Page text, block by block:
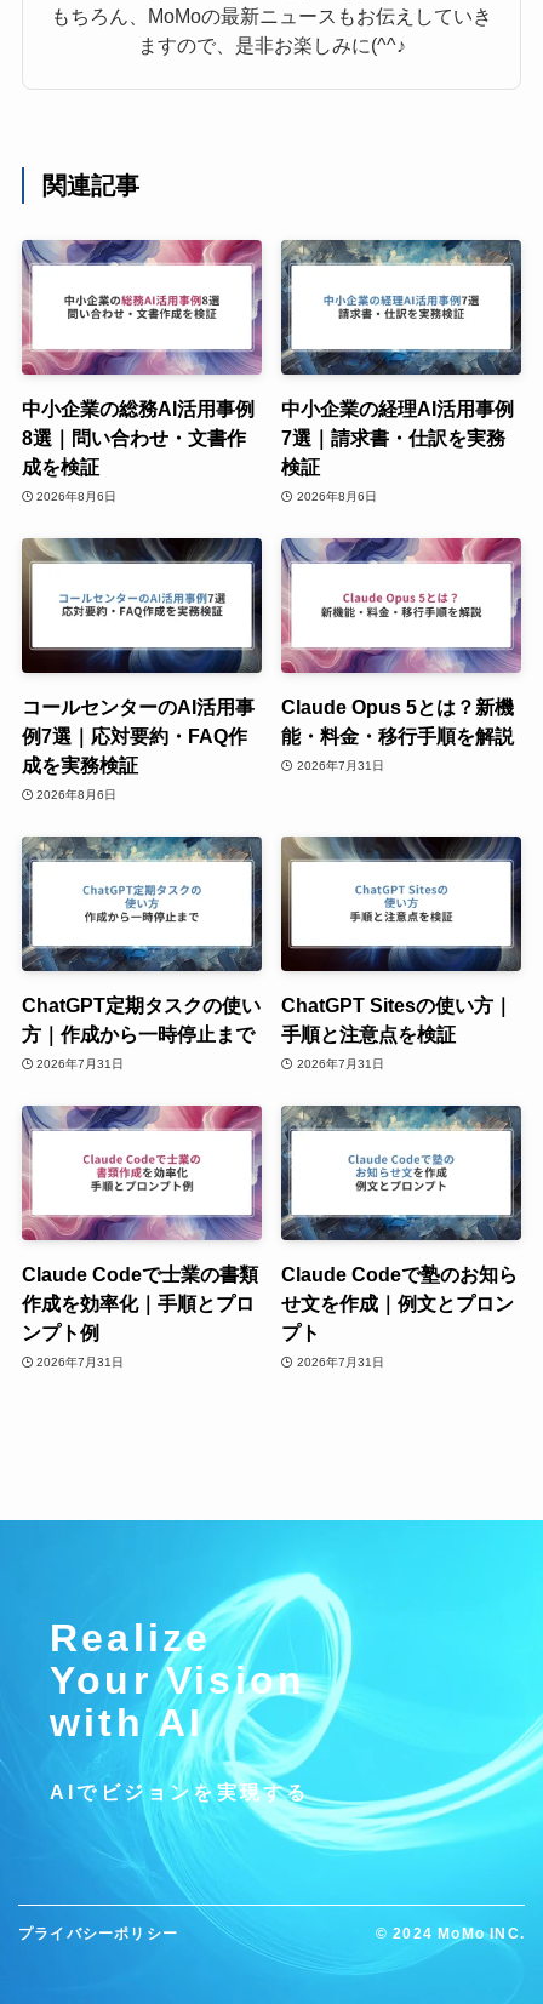
もちろん、MoMoの最新ニュースもお伝えしていき
ますので、是非お楽しみに(^^♪
関連記事
中小企業の総務AI活用事例
8選｜問い合わせ・文書作
成を検証
2026年8月6日
中小企業の経理AI活用事例
7選｜請求書・仕訳を実務
検証
2026年8月6日
コールセンターのAI活用事
例7選｜応対要約・FAQ作
成を実務検証
2026年8月6日
Claude Opus 5とは？新機
能・料金・移行手順を解説
2026年7月31日
ChatGPT定期タスクの使い
方｜作成から一時停止まで
2026年7月31日
ChatGPT Sitesの使い方｜
手順と注意点を検証
2026年7月31日
Claude Codeで士業の書類
作成を効率化｜手順とプロ
ンプト例
2026年7月31日
Claude Codeで塾のお知ら
せ文を作成｜例文とプロン
プト
2026年7月31日
Realize
Your Vision
with AI
AIでビジョンを実現する
プライバシーポリシー © 2024 MoMo INC.